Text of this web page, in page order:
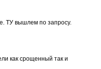
ТУ вышлем по запросу.
как срощенный так и